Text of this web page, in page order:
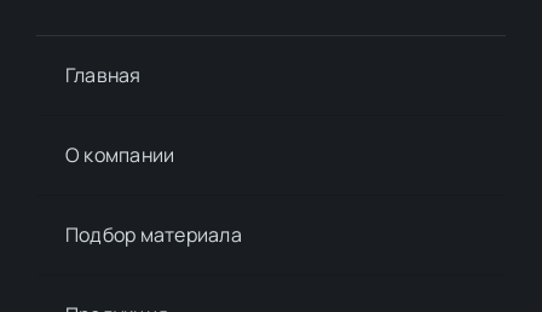
Главная
О компании
Подбор материалa